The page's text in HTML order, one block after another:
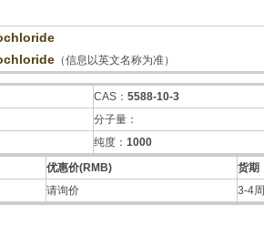
（信息以英文名称为准）
CAS： 5588-10-3
分子量：
纯度： 1000
优惠价(RMB) 货期
请询价 3-4周